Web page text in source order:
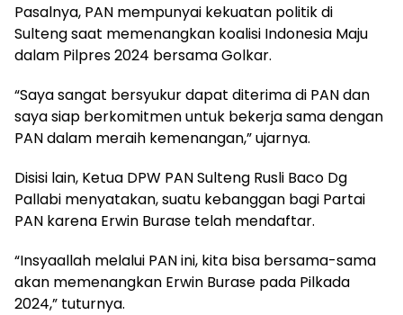
Pasalnya, PAN mempunyai kekuatan politik di
Sulteng saat memenangkan koalisi Indonesia Maju
dalam Pilpres 2024 bersama Golkar.
“Saya sangat bersyukur dapat diterima di PAN dan
saya siap berkomitmen untuk bekerja sama dengan
PAN dalam meraih kemenangan,” ujarnya.
Disisi lain, Ketua DPW PAN Sulteng Rusli Baco Dg
Pallabi menyatakan, suatu kebanggan bagi Partai
PAN karena Erwin Burase telah mendaftar.
“Insyaallah melalui PAN ini, kita bisa bersama-sama
akan memenangkan Erwin Burase pada Pilkada
2024,” tuturnya.